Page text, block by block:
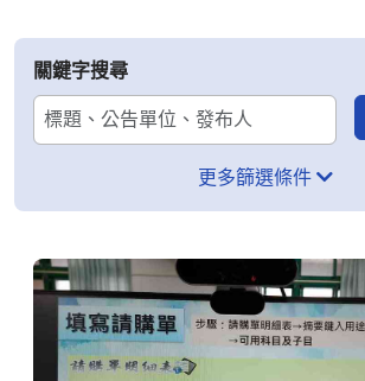
關鍵字搜尋
更多篩選條件